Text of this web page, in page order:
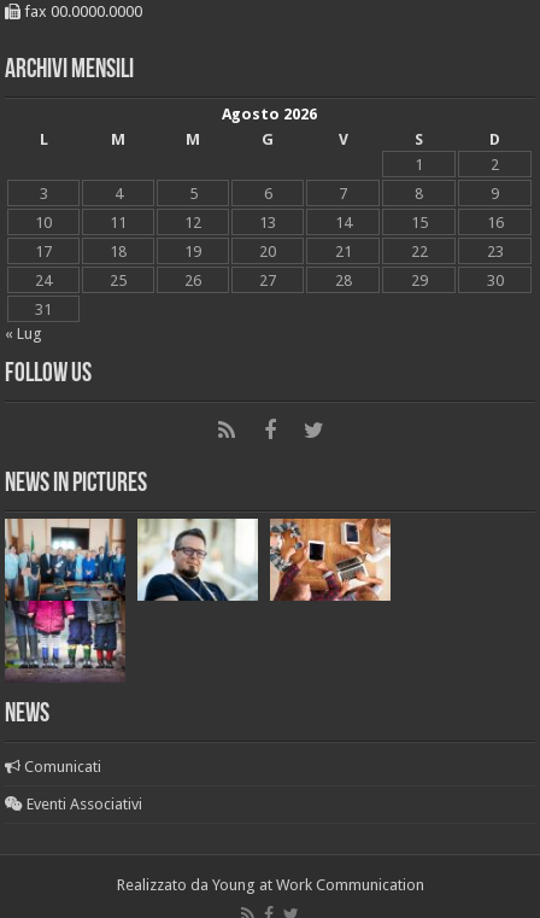
fax 00.0000.0000
Archivi mensili
Agosto 2026
L
M M G V S
D
1
2
3
4 5 6 7 8
9
10
11 12 13 14 15
16
17
18 19 20 21 22
23
24
25 26 27 28 29
30
31
« Lug
Follow Us
News in Pictures
NEWS
Comunicati
Eventi Associativi
Realizzato da Young at Work Communication